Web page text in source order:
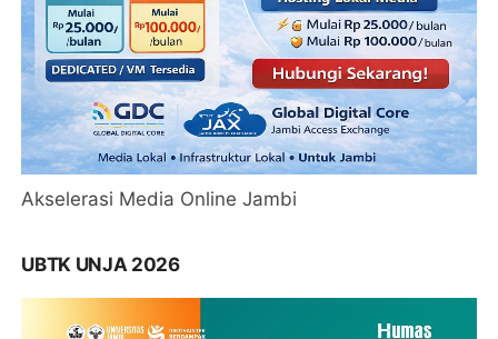
Akselerasi Media Online Jambi
UBTK UNJA 2026